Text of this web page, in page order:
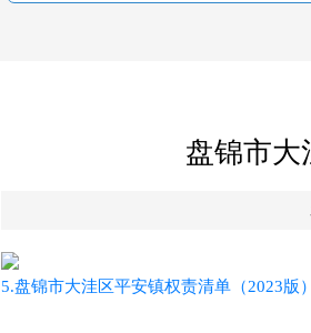
盘锦市大
5.盘锦市大洼区平安镇权责清单（2023版